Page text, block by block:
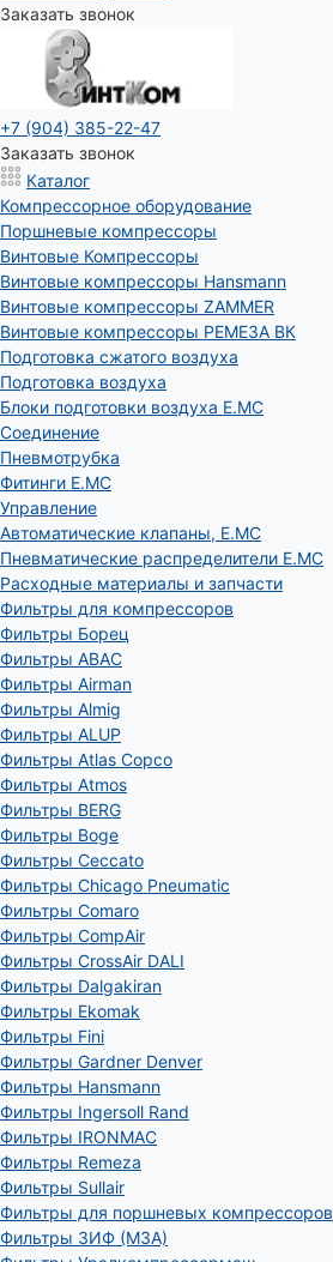
Заказать звонок
+7 (904) 385-22-47
Заказать звонок
Каталог
Компрессорное оборудование
Поршневые компрессоры
Винтовые Компрессоры
Винтовые компрессоры Hansmann
Винтовые компрессоры ZAMMER
Винтовые компрессоры РЕМЕЗА ВК
Подготовка сжатого воздуха
Подготовка воздуха
Блоки подготовки воздуха E.MC
Соединение
Пневмотрубка
Фитинги E.MC
Управление
Автоматические клапаны, Е.МС
Пневматические распределители E.MC
Расходные материалы и запчасти
Фильтры для компрессоров
Фильтры Борец
Фильтры ABAC
Фильтры Airman
Фильтры Almig
Фильтры ALUP
Фильтры Atlas Copco
Фильтры Atmos
Фильтры BERG
Фильтры Boge
Фильтры Ceccato
Фильтры Chicago Pneumatic
Фильтры Comaro
Фильтры CompAir
Фильтры CrossAir DALI
Фильтры Dalgakiran
Фильтры Ekomak
Фильтры Fini
Фильтры Gardner Denver
Фильтры Hansmann
Фильтры Ingersoll Rand
Фильтры IRONMAC
Фильтры Remeza
Фильтры Sullair
Фильтры для поршневых компрессоров
Фильтры ЗИФ (МЗА)